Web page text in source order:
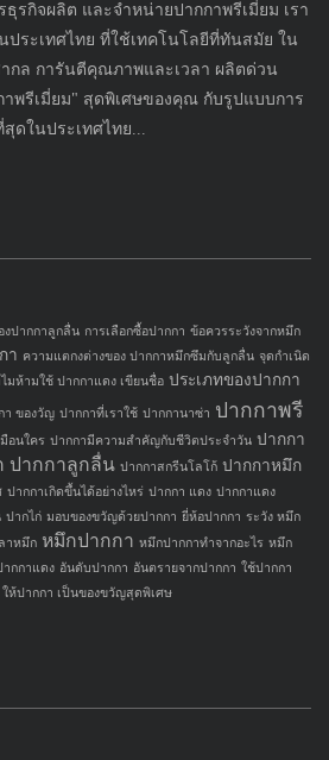
ธุรกิจผลิต และจำหน่ายปากกาพรีเมี่ยม เรา
นประเทศไทย ที่ใช้เทคโนโลยีที่ทันสมัย ใน
กล การันตีคุณภาพและเวลา ผลิตด่วน
พรีเมี่ยม" สุดพิเศษของคุณ กับรูปแบบการ
ดในประเทศไทย...
งปากกาลูกลื่น การเลือกซื้อปากกา ข้อควรระวังจากหมึก
า ความแตกงต่างของ ปากกาหมึกซึมกับลูกลื่น จุดกำเนิด
มห้ามใช้ ปากกาแดง เขียนชื่อ ประเภทของปากกา
า ของวัญ ปากกาที่เราใช้ ปากกานาซ่า ปากกาพรี
อนใคร ปากกามีความสำคัญกับชีวิตประจำวัน ปากกา
ปากกาลูกลื่น ปากกาสกรีนโลโก้ ปากกาหมึก
ปากกาเกิดขึ้นได้อย่างไหร่ ปากกา แดง ปากกาแดง
ปากไก่ มอบของขวัญด้วยปากกา ยี่ห้อปากกา ระวัง หมึก
าหมึก หมึกปากกา หมึกปากกาทำจากอะไร หมึก
กกาแดง อันดับปากกา อันตรายจากปากกา ใช้ปากกา
ให้ปากกา เป็นของขวัญสุดพิเศษ